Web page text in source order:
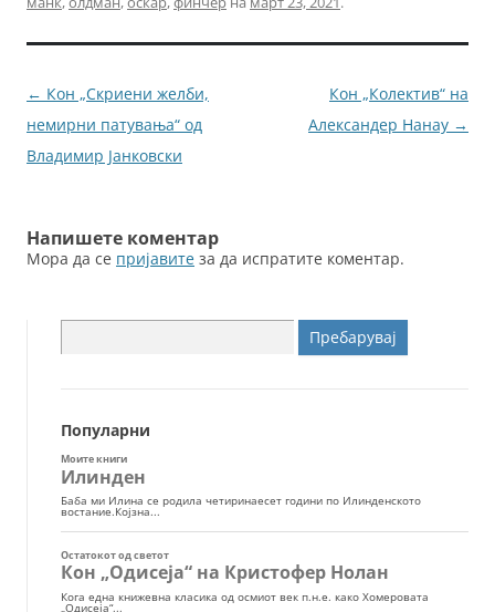
e
b
o
o
k
er l e
n
g
er
Навигација
за
написи
← Кон „Скриени желби,
немирни патувања“ од
Владимир Јанковски
Кон „Колектив“ на
Александер Нанау →
Напишете коментар
Мора да се пријавите за да испратите коментар.
за:
Популарни